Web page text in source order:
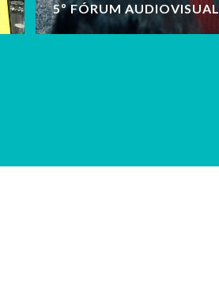
5º FÓRUM AUDIOVISUAL